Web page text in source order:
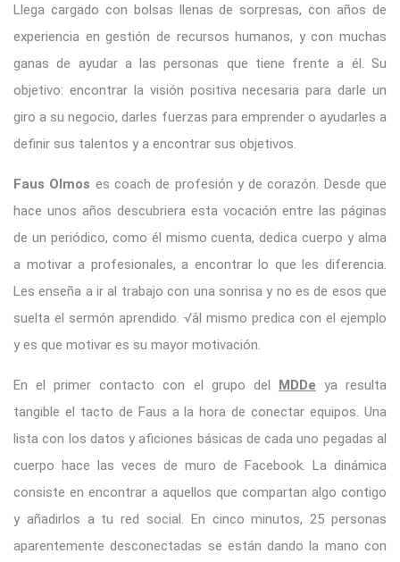
Llega cargado con bolsas llenas de sorpresas, con años de
experiencia en gestión de recursos humanos, y con muchas
ganas de ayudar a las personas que tiene frente a él. Su
objetivo: encontrar la visión positiva necesaria para darle un
giro a su negocio, darles fuerzas para emprender o ayudarles a
definir sus talentos y a encontrar sus objetivos.
Faus Olmos es coach de profesión y de corazón. Desde que
hace unos años descubriera esta vocación entre las páginas
de un periódico, como él mismo cuenta, dedica cuerpo y alma
a motivar a profesionales, a encontrar lo que les diferencia.
Les enseña a ir al trabajo con una sonrisa y no es de esos que
suelta el sermón aprendido. √âl mismo predica con el ejemplo
y es que motivar es su mayor motivación.
En el primer contacto con el grupo del MDDe ya resulta
tangible el tacto de Faus a la hora de conectar equipos. Una
lista con los datos y aficiones básicas de cada uno pegadas al
cuerpo hace las veces de muro de Facebook. La dinámica
consiste en encontrar a aquellos que compartan algo contigo
y añadirlos a tu red social. En cinco minutos, 25 personas
aparentemente desconectadas se están dando la mano con